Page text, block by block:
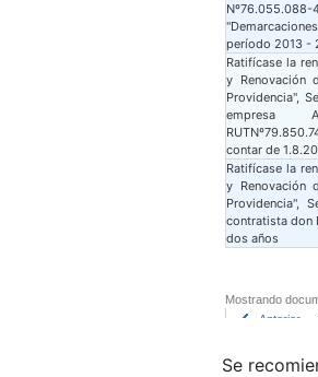
período 2013 -
Ratifícase la
y Renovación
Providencia",
empresa
contar de
Ratifícase la
y Renovación
Providencia",
contratista don
dos años
Mostrando
Anterior
Se